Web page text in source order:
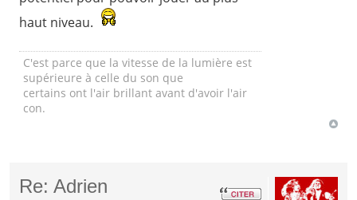
haut niveau.
C'est parce que la vitesse de la lumière est
supérieure à celle du son que
certains ont l'air brillant avant d'avoir l'air
con.
Re: Adrien